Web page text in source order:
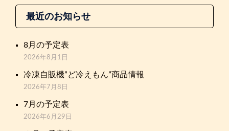
最近のお知らせ
8月の予定表
2026年8月1日
冷凍自販機”ど冷えもん”商品情報
2026年7月8日
7月の予定表
2026年6月29日